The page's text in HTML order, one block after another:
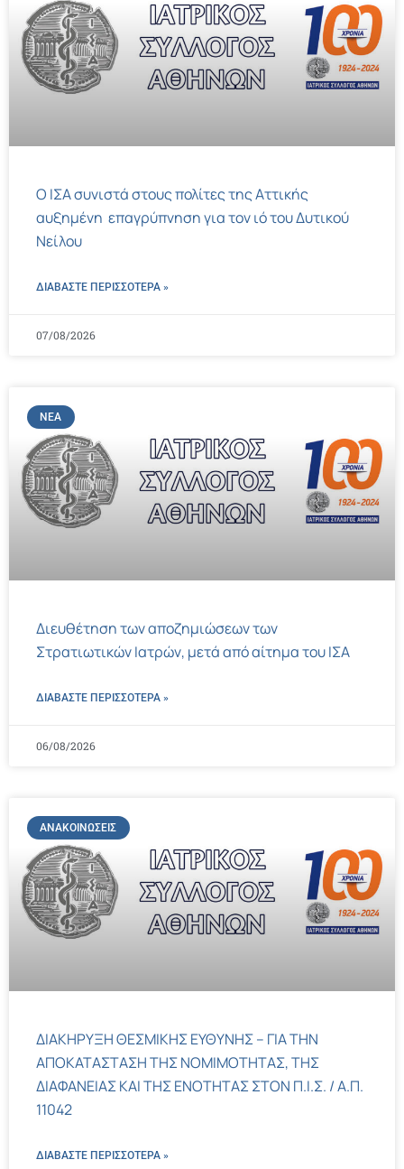
Ο ΙΣΑ συνιστά στους πολίτες της Αττικής
αυξημένη επαγρύπνηση για τον ιό του Δυτικού
Νείλου
ΔΙΑΒΑΣΤΕ ΠΕΡΙΣΣΌΤΕΡΑ »
07/08/2026
ΝΈΑ
Διευθέτηση των αποζημιώσεων των
Στρατιωτικών Ιατρών, μετά από αίτημα του ΙΣΑ
ΔΙΑΒΑΣΤΕ ΠΕΡΙΣΣΌΤΕΡΑ »
06/08/2026
ΑΝΑΚΟΙΝΏΣΕΙΣ
ΔΙΑΚΗΡΥΞΗ ΘΕΣΜΙΚΗΣ ΕΥΘΥΝΗΣ – ΓΙΑ ΤΗΝ
ΑΠΟΚΑΤΑΣΤΑΣΗ ΤΗΣ ΝΟΜΙΜΟΤΗΤΑΣ, ΤΗΣ
ΔΙΑΦΑΝΕΙΑΣ ΚΑΙ ΤΗΣ ΕΝΟΤΗΤΑΣ ΣΤΟΝ Π.Ι.Σ. / Α.Π.
11042
ΔΙΑΒΑΣΤΕ ΠΕΡΙΣΣΌΤΕΡΑ »